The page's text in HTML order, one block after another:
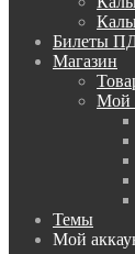
Билеты
Магазин
Мой
Темы
Мой